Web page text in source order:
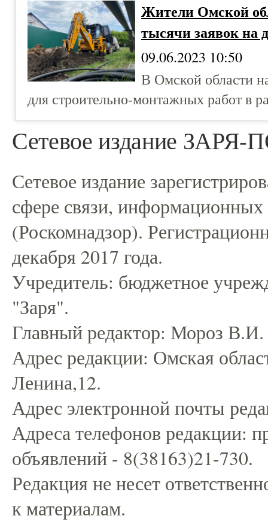
Жители Омской
тысячи заявок на
09.06.2023 10:50
В Омской области
для строительно-монтажных работ в
Сетевое издание
Сетевое издание
сфере связи,
(Роскомнадзор).
декабря 2017 года.
Учредитель: бюджетное
"Заря".
Главный редактор: Мороз В.И.
Адрес редакции: Омская
Ленина,12.
Адрес электронной почты
Адреса телефонов редакции:
объявлений - 8(38163)21-730.
Редакция не несет
к материалам.